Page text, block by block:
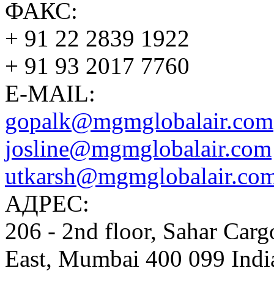
ФАКС:
+ 91 22 2839 1922
+ 91 93 2017 7760
E-MAIL:
gopalk@mgmglobalair.com
josline@mgmglobalair.com
AДРЕС:
206 - 2nd floor, Sahar
East, Mumbai 400 099